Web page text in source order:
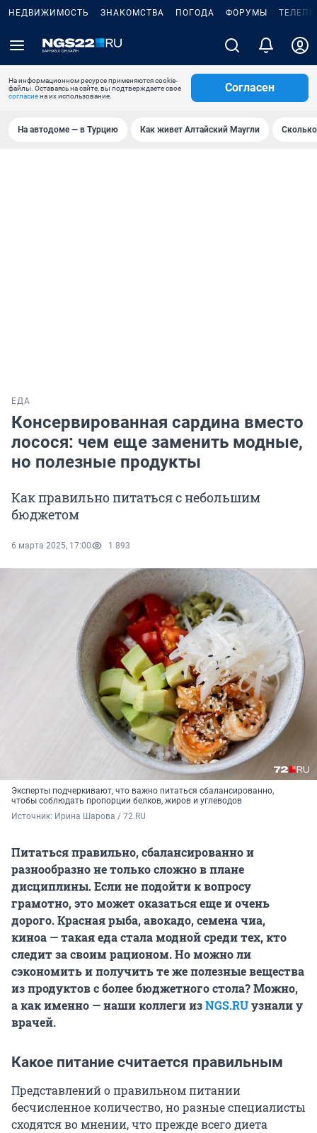
НЕДВИЖИМОСТЬ ЗНАКОМСТВА ПОГОДА ФОРУМЫ
На информационном ресурсе применяются cookie-
файлы. Оставаясь на сайте, вы подтверждаете свое
согласиена их использование.
Согласен
На автодоме — в Турцию Как живет Алтайский Маугли
ЕДА
Консервированная сардина вместо
лосося: чем еще заменить модные,
но полезные продукты
Как правильно питаться с небольшим
бюджетом
6 марта 2025, 17:00 1 893
Эксперты подчеркивают, что важно питаться сбалансированно,
чтобы соблюдать пропорции белков, жиров и углеводов
Источник: Ирина Шарова / 72.RU
Питаться правильно, сбалансированно и
разнообразно не только сложно в плане
дисциплины. Если не подойти к вопросу
грамотно, это может оказаться еще и очень
дорого. Красная рыба, авокадо, семена чиа,
киноа — такая еда стала модной среди тех, кто
следит за своим рационом. Но можно ли
сэкономить и получить те же полезные вещества
из продуктов с более бюджетного стола? Можно,
а как именно — наши коллеги изNGS.RUузнали у
врачей.
Какое питание считается правильным
Представлений о правильном питании
бесчисленное количество, но разные специалисты
сходятся во мнении, чтопрежде всего диета